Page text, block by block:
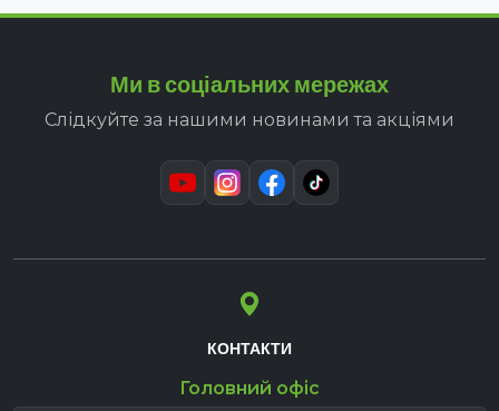
Ми в соціальних мережах
Слідкуйте за нашими новинами та акціями
КОНТАКТИ
Головний офіс